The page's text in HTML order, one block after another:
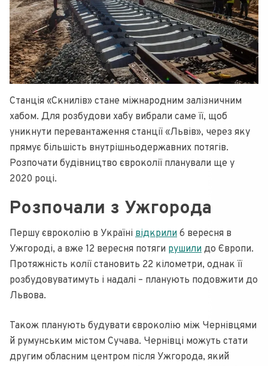
Станція «Скнилів» стане міжнародним залізничним
хабом. Для розбудови хабу вибрали саме її, щоб
уникнути перевантаження станції «Львів», через яку
прямує більшість внутрішньодержавних потягів.
Розпочати будівництво євроколії планували ще у
2020 році.
Розпочали з Ужгорода
Першу євроколію в Україні відкрили 6 вересня в
Ужгороді, а вже 12 вересня потяги рушили до Європи.
Протяжність колії становить 22 кілометри, однак її
розбудовуватимуть і надалі – планують подовжити до
Львова.
Також планують будувати євроколію між Чернівцями
й румунським містом Сучава. Чернівці можуть стати
другим обласним центром після Ужгорода, який